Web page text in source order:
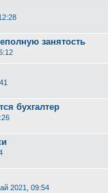
занятость
бухгалтер
2021, 09:54